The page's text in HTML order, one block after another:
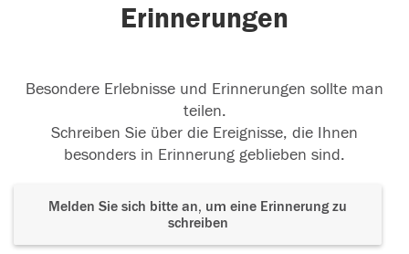
Erinnerungen
Besondere Erlebnisse und Erinnerungen sollte man
teilen.
Schreiben Sie über die Ereignisse, die Ihnen
besonders in Erinnerung geblieben sind.
Melden Sie sich bitte an, um eine Erinnerung zu
schreiben